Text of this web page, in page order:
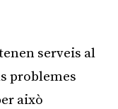
serveis al
problemes
això